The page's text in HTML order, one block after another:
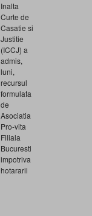
Inalta
Curte de
Casatie si
Justitie
(ICCJ) a
admis,
luni,
recursul
formulata
de
Asociatia
Pro-vita
Filiala
Bucuresti
impotriva
hotararii